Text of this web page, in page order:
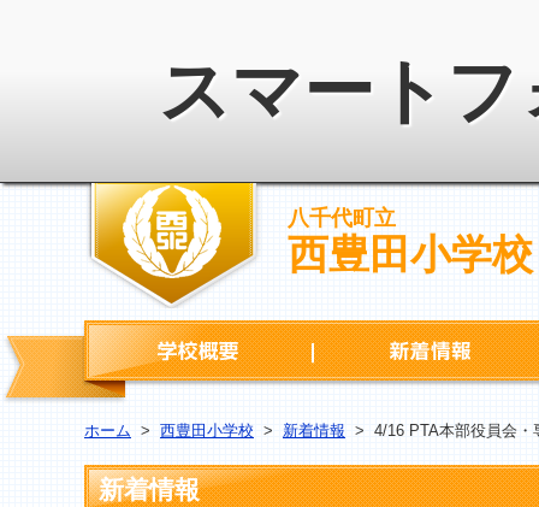
スマート
八千代町立
西豊田小学校
学校概要
ホーム > 西豊田小学校 > 新着情報 > 4/16 PTA本部役員会
新着情報